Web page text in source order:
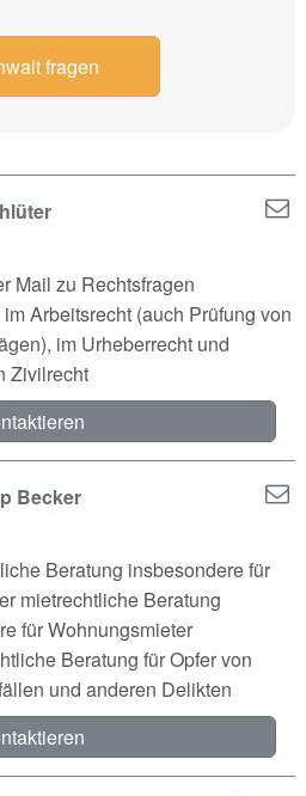
fragen
Mail zu Rechtsfragen
Arbeitsrecht (auch Prüfung von
im Urheberrecht und
Zivilrecht
Becker
Beratung insbesondere für
mietrechtliche Beratung
für Wohnungsmieter
Beratung für Opfer von
und anderen Delikten